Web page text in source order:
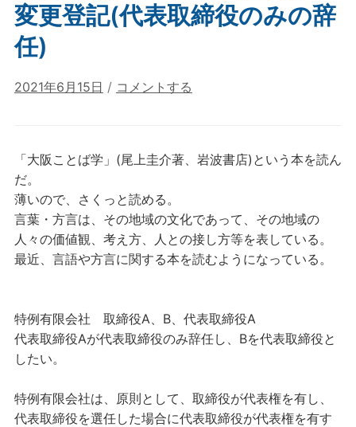
変更登記(代表取締役のみの辞
任)
2021年6月15日 / コメントする
「大阪ことば学」(尾上圭介著、岩波書店)という本を読ん
だ。
薄いので、さくっと読める。
言葉・方言は、その地域の文化であって、その地域の
人々の価値観、考え方、人との接し方等を表している。
最近、言語や方言に関する本を読むようになっている。
特例有限会社 取締役A、B、代表取締役A
代表取締役Aが代表取締役のみ辞任し、Bを代表取締役と
したい。
特例有限会社は、原則として、取締役が代表権を有し、
代表取締役を選任した場合に代表取締役が代表権を有す